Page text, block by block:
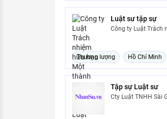
Luật sư tập sự
Công ty Luật Trách
Thương lượng Hồ Chí Minh
Tập sự Luật sư
Cty Luật TNHH Sài